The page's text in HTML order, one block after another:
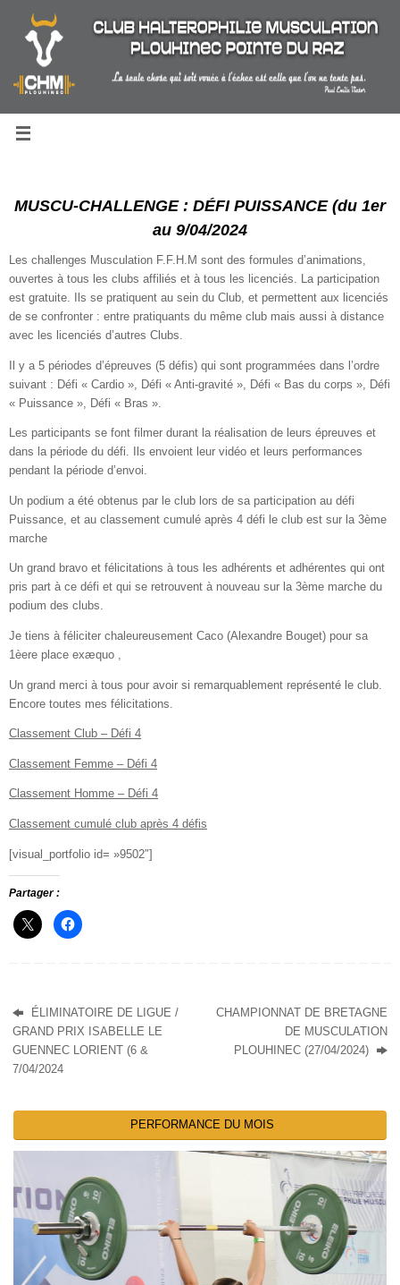
contenu
MUSCU-CHALLENGE : DÉFI PUISSANCE (du 1er
au 9/04/2024
Les challenges Musculation F.F.H.M sont des formules d’animations,
ouvertes à tous les clubs affiliés et à tous les licenciés. La participation
est gratuite. Ils se pratiquent au sein du Club, et permettent aux licenciés
de se confronter : entre pratiquants du même club mais aussi à distance
avec les licenciés d’autres Clubs.
Il y a 5 périodes d’épreuves (5 défis) qui sont programmées dans l’ordre
suivant : Défi « Cardio », Défi « Anti-gravité », Défi « Bas du corps », Défi
« Puissance », Défi « Bras ».
Les participants se font filmer durant la réalisation de leurs épreuves et
dans la période du défi. Ils envoient leur vidéo et leurs performances
pendant la période d’envoi.
Un podium a été obtenus par le club lors de sa participation au défi
Puissance, et au classement cumulé après 4 défi le club est sur la 3ème
marche
Un grand bravo et félicitations à tous les adhérents et adhérentes qui ont
pris part à ce défi et qui se retrouvent à nouveau sur la 3ème marche du
podium des clubs.
Je tiens à féliciter chaleureusement Caco (Alexandre Bouget) pour sa
1èere place exæquo ,
Un grand merci à tous pour avoir si remarquablement représenté le club.
Encore toutes mes félicitations.
Classement Club – Défi 4
Classement Femme – Défi 4
Classement Homme – Défi 4
Classement cumulé club après 4 défis
[visual_portfolio id= »9502″]
Partager :
ÉLIMINATOIRE DE LIGUE /
GRAND PRIX ISABELLE LE
GUENNEC LORIENT (6 &
7/04/2024
CHAMPIONNAT DE BRETAGNE
DE MUSCULATION
PLOUHINEC (27/04/2024)
PERFORMANCE DU MOIS